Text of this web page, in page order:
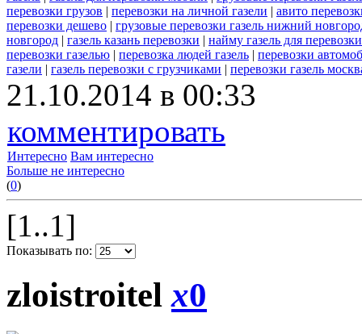
перевозки грузов | перевозки на личной газели | авито
перевозки дешево | грузовые перевозки газель нижний
новгород | газель казань перевозки | найму газель для перевозки
перевозки газелью | перевозка людей газель | перевозки
газели | газель перевозки с грузчиками | перевозки газель
21.10.2014 в 00:33
комментировать
Интересно Вам интересно
Больше не интересно
(0)
[1..1]
Показывать по:
zloistroitelx0